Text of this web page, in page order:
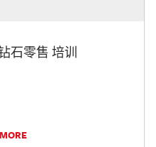
石零售 培训